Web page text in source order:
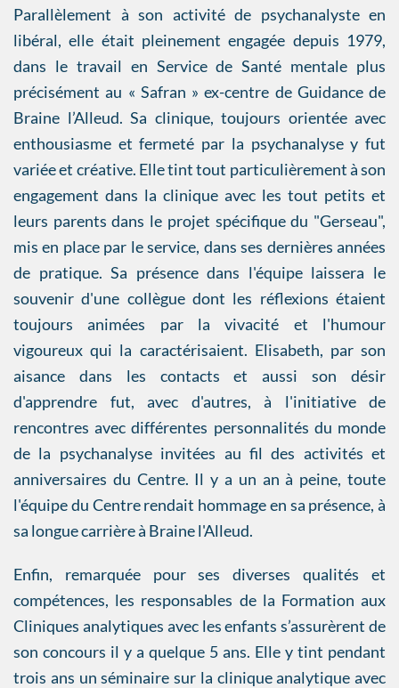
Parallèlement à son activité de psychanalyste en
libéral, elle était pleinement engagée depuis 1979,
dans le travail en Service de Santé mentale plus
précisément au « Safran » ex-centre de Guidance de
Braine l’Alleud. Sa clinique, toujours orientée avec
enthousiasme et fermeté par la psychanalyse y fut
variée et créative. Elle tint tout particulièrement à son
engagement dans la clinique avec les tout petits et
leurs parents dans le projet spécifique du "Gerseau",
mis en place par le service, dans ses dernières années
de pratique. Sa présence dans l'équipe laissera le
souvenir d'une collègue dont les réflexions étaient
toujours animées par la vivacité et l'humour
vigoureux qui la caractérisaient. Elisabeth, par son
aisance dans les contacts et aussi son désir
d'apprendre fut, avec d'autres, à l'initiative de
rencontres avec différentes personnalités du monde
de la psychanalyse invitées au fil des activités et
anniversaires du Centre. Il y a un an à peine, toute
l'équipe du Centre rendait hommage en sa présence, à
sa longue carrière à Braine l'Alleud.
Enfin, remarquée pour ses diverses qualités et
compétences, les responsables de la Formation aux
Cliniques analytiques avec les enfants s’assurèrent de
son concours il y a quelque 5 ans. Elle y tint pendant
trois ans un séminaire sur la clinique analytique avec